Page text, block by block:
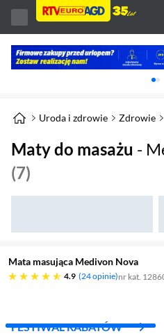
Uroda i zdrowie Zdrowie
Maty do masażu -
(7)
Mata masująca Medivon Nova
4.9
4.9 gwiazdek 24 opinie nr kat.
FESTIWAL RABATÓW